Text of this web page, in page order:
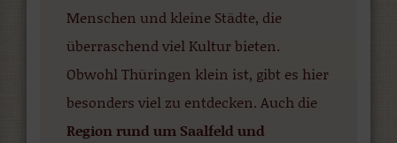
Menschen und kleine Städte, die
überraschend viel Kultur bieten.
Obwohl Thüringen klein ist, gibt es hier
besonders viel zu entdecken. Auch die
Region rund um Saalfeld und